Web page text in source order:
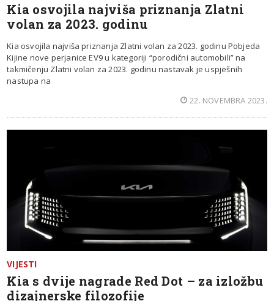
Kia osvojila najviša priznanja Zlatni
volan za 2023. godinu
Kia osvojila najviša priznanja Zlatni volan za 2023. godinu Pobjeda
Kijine nove perjanice EV9 u kategoriji “porodični automobili” na
takmičenju Zlatni volan za 2023. godinu nastavak je uspješnih
nastupa na
22. NOVEMBRA 2023.
VIJESTI
Kia s dvije nagrade Red Dot – za izložbu
dizajnerske filozofije